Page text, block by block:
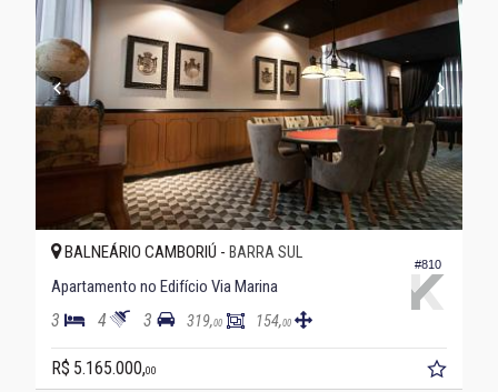
#810
BALNEÁRIO CAMBORIÚ - BARRA SUL
Apartamento no Edifício Via Marina
3 4 3 319,00 154,00
R$ 5.165.000,00